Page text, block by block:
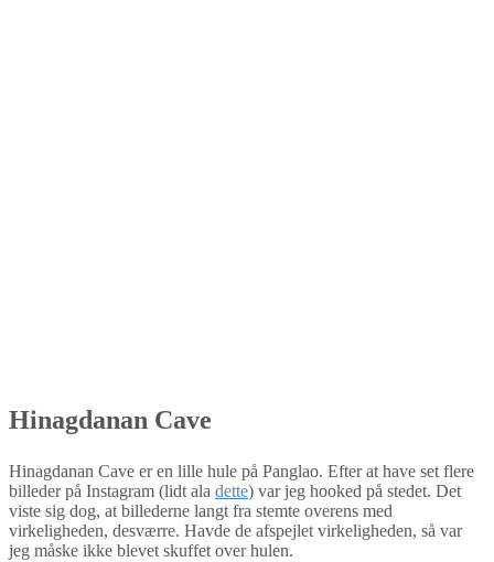
Hinagdanan Cave
Hinagdanan Cave er en lille hule på Panglao. Efter at have set flere
billeder på Instagram (lidt ala dette) var jeg hooked på stedet. Det
viste sig dog, at billederne langt fra stemte overens med
virkeligheden, desværre. Havde de afspejlet virkeligheden, så var
jeg måske ikke blevet skuffet over hulen.